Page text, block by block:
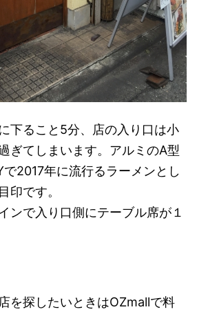
下ること5分、店の入り口は小
ぎてしまいます。アルミのA型
で2017年に流行るラーメンとし
印です。
ンで入り口側にテーブル席が１
を探したいときはOZmallで料